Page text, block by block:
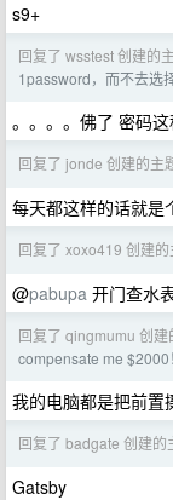
s9+
回复了 wsstest 创建的
1password，而不去选
。。。。佛了 密码
回复了 jonde 创建的主
每天都这样的话就是
回复了 xoxo419 创建
@pabupa 开门查水
回复了 qingmumu 创建
compensate me $2000
我的电脑都是把前置
回复了 badgate 创建的
Gatsby